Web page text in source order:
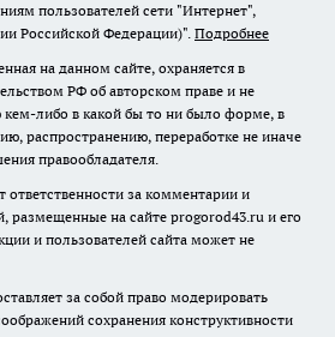
пользователей сети "Интернет",
Российской Федерации)". Подробнее
на данном сайте, охраняется в
РФ об авторском праве и не
либо в какой бы то ни было форме, в
распространению, переработке не иначе
правообладателя.
ответственности за комментарии и
размещенные на сайте progorod43.ru и его
и пользователей сайта может не
за собой право модерировать
сохранения конструктивности